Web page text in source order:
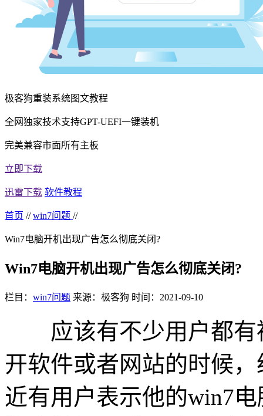
极客狗重装系统图文教程
全网独家技术支持GPT-UEFI一键装机
完美兼容市面所有主板
立即下载
迅雷下载 软件教程
首页 // win7问题 //
Win7电脑开机出现广告怎么彻底关闭?
Win7电脑开机出现广告怎么彻底关闭?
栏目： win7问题 来源：极客狗 时间：2021-09-10
应该有不少用户都有
开软件或者网站的时候
近有用户表示他的win7